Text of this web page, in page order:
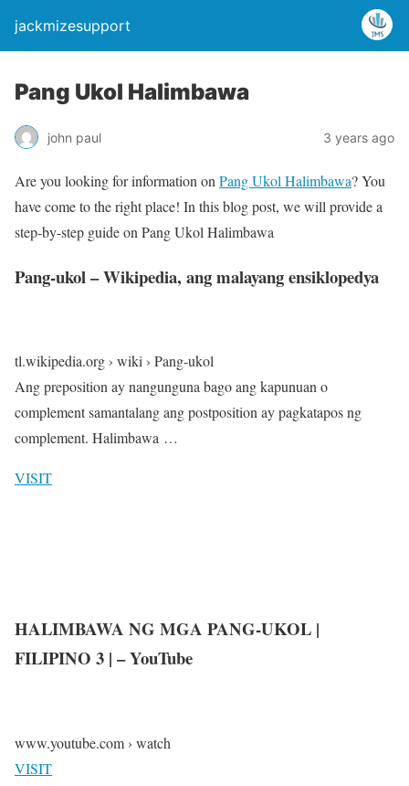
jackmizesupport
Pang Ukol Halimbawa
john paul 3 years ago
Are you looking for information on Pang Ukol Halimbawa? You
have come to the right place! In this blog post, we will provide a
step-by-step guide on Pang Ukol Halimbawa
Pang-ukol – Wikipedia, ang malayang ensiklopedya
tl.wikipedia.org › wiki › Pang-ukol
Ang preposition ay nangunguna bago ang kapunuan o
complement samantalang ang postposition ay pagkatapos ng
complement. Halimbawa …
VISIT
HALIMBAWA NG MGA PANG-UKOL |
FILIPINO 3 | – YouTube
www.youtube.com › watch
VISIT